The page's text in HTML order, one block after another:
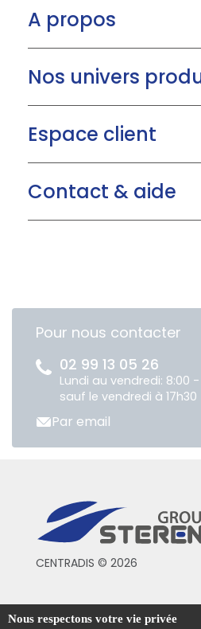
A propos
Nos univers
Espace client
Contact & aide
Pour nous contacter
02 99 13 05 26
Lundi au vendredi: 8:00 -
sauf le vendredi à 17h30
Par email
CENTRADIS © 2026
Conditions générales de vente
Nous respectons votre vie privée